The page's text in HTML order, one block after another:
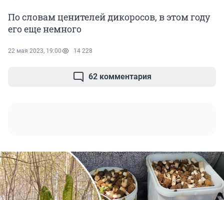
По словам ценителей дикоросов, в этом году
его еще немного
22 мая 2023, 19:00 14 228
62 комментария